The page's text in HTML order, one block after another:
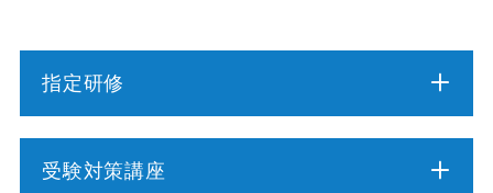
指定研修
受験対策講座